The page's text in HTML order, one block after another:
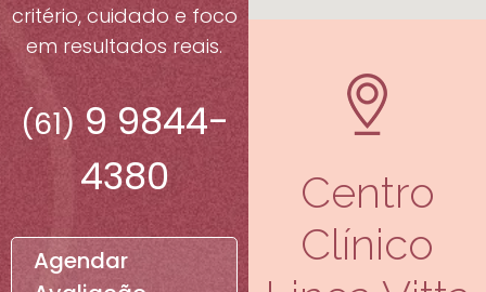
critério, cuidado e foco
em resultados reais.
(61)9 9844-
4380
Agendar
Centro
Clínico